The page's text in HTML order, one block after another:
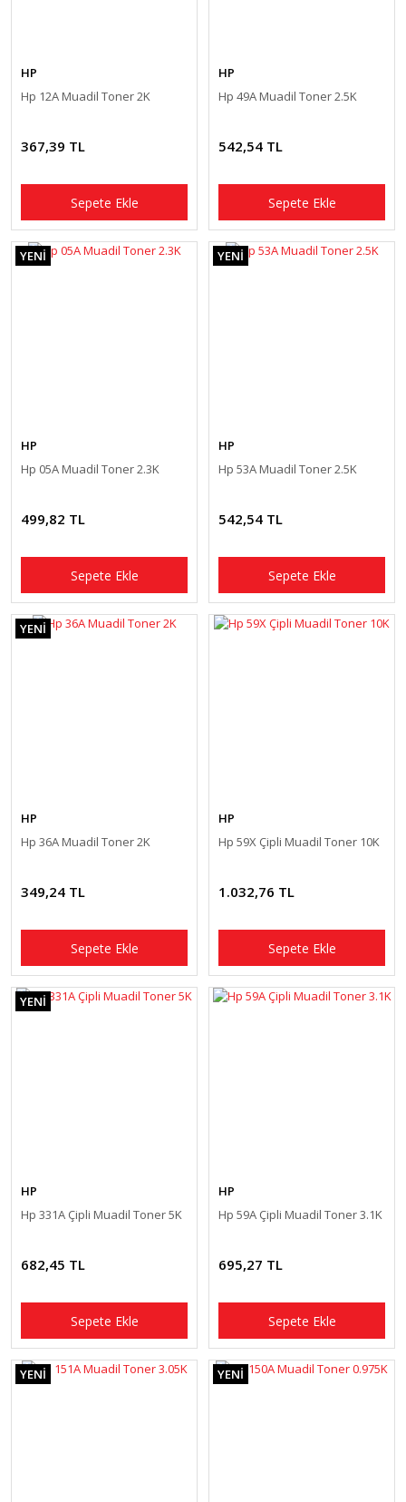
HP
Hp 12A Muadil Toner 2K
367,39 TL
Sepete Ekle
HP
Hp 49A Muadil Toner 2.5K
542,54 TL
Sepete Ekle
YENİ
HP
Hp 05A Muadil Toner 2.3K
499,82 TL
Sepete Ekle
YENİ
HP
Hp 53A Muadil Toner 2.5K
542,54 TL
Sepete Ekle
YENİ
HP
Hp 36A Muadil Toner 2K
349,24 TL
Sepete Ekle
HP
Hp 59X Çipli Muadil Toner 10K
1.032,76 TL
Sepete Ekle
YENİ
HP
Hp 331A Çipli Muadil Toner 5K
682,45 TL
Sepete Ekle
HP
Hp 59A Çipli Muadil Toner 3.1K
695,27 TL
Sepete Ekle
YENİ YENİ